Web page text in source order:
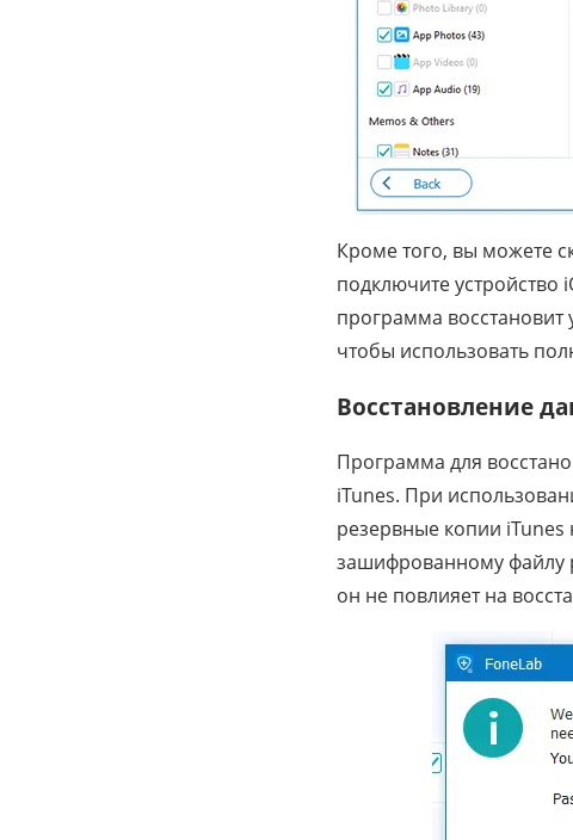
Кроме того, вы можете
подключите устройство
программа
чтобы использовать
Восстановление
Программа для
iTunes. При
резервные копии
зашифрованному файлу
он не повлияет на